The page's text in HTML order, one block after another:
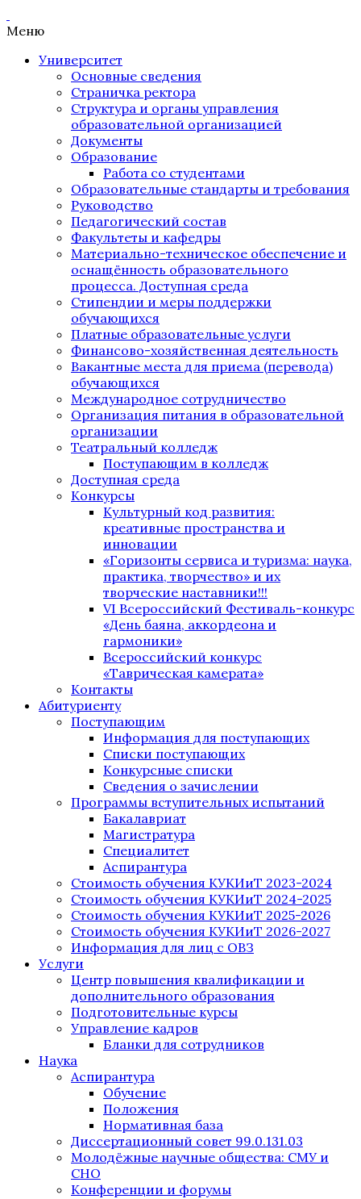
Меню
Университет
Основные сведения
Страничка ректора
Структура и органы управления
образовательной организацией
Документы
Образование
Работа со студентами
Образовательные стандарты и требования
Руководство
Педагогический состав
Факультеты и кафедры
Материально-техническое обеспечение и
оснащённость образовательного
процесса. Доступная среда
Стипендии и меры поддержки
обучающихся
Платные образовательные услуги
Финансово-хозяйственная деятельность
Вакантные места для приема (перевода)
обучающихся
Международное сотрудничество
Организация питания в образовательной
организации
Театральный колледж
Поступающим в колледж
Доступная среда
Конкурсы
Культурный код развития:
креативные пространства и
инновации
«Горизонты сервиса и туризма: наука,
практика, творчество» и их
творческие наставники!!!
VI Всероссийский Фестиваль-конкурс
«День баяна, аккордеона и
гармоники»
Всероссийский конкурс
«Таврическая камерата»
Контакты
Абитуриенту
Поступающим
Информация для поступающих
Списки поступающих
Конкурсные списки
Сведения о зачислении
Программы вступительных испытаний
Бакалавриат
Магистратура
Специалитет
Аспирантура
Стоимость обучения КУКИиТ 2023-2024
Стоимость обучения КУКИиТ 2024-2025
Стоимость обучения КУКИиТ 2025-2026
Стоимость обучения КУКИиТ 2026-2027
Информация для лиц с ОВЗ
Услуги
Центр повышения квалификации и
дополнительного образования
Подготовительные курсы
Управление кадров
Бланки для сотрудников
Наука
Аспирантура
Обучение
Положения
Нормативная база
Диссертационный совет 99.0.131.03
Молодёжные научные общества: СМУ и
СНО
Конференции и форумы